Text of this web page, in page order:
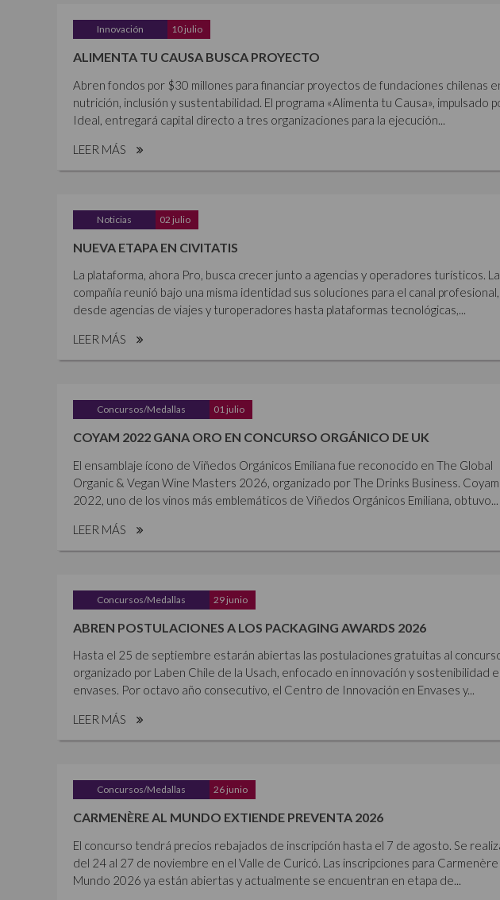
Innovación 10 julio
ALIMENTA TU CAUSA BUSCA PROYECTO
Abren fondos por $30 millones para financiar proyectos de fundaciones chilenas
nutrición, inclusión y sustentabilidad. El programa «Alimenta tu Causa», impulsado
Ideal, entregará capital directo a tres organizaciones para la ejecución...
LEER MÁS
Noticias 02 julio
NUEVA ETAPA EN CIVITATIS
La plataforma, ahora Pro, busca crecer junto a agencias y operadores turísticos. La
compañía reunió bajo una misma identidad sus soluciones para el canal profesional,
desde agencias de viajes y turoperadores hasta plataformas tecnológicas,...
LEER MÁS
Concursos/Medallas 01 julio
COYAM 2022 GANA ORO EN CONCURSO ORGÁNICO DE UK
El ensamblaje ícono de Viñedos Orgánicos Emiliana fue reconocido en The Global
Organic & Vegan Wine Masters 2026, organizado por The Drinks Business. Coyam
2022, uno de los vinos más emblemáticos de Viñedos Orgánicos Emiliana, obtuvo...
LEER MÁS
Concursos/Medallas 29 junio
ABREN POSTULACIONES A LOS PACKAGING AWARDS 2026
Hasta el 25 de septiembre estarán abiertas las postulaciones gratuitas al
organizado por Laben Chile de la Usach, enfocado en innovación y sostenibilidad
envases. Por octavo año consecutivo, el Centro de Innovación en Envases y...
LEER MÁS
Concursos/Medallas 26 junio
CARMENÈRE AL MUNDO EXTIENDE PREVENTA 2026
El concurso tendrá precios rebajados de inscripción hasta el 7 de agosto. Se
del 24 al 27 de noviembre en el Valle de Curicó. Las inscripciones para Carmenère
Mundo 2026 ya están abiertas y actualmente se encuentran en etapa de...